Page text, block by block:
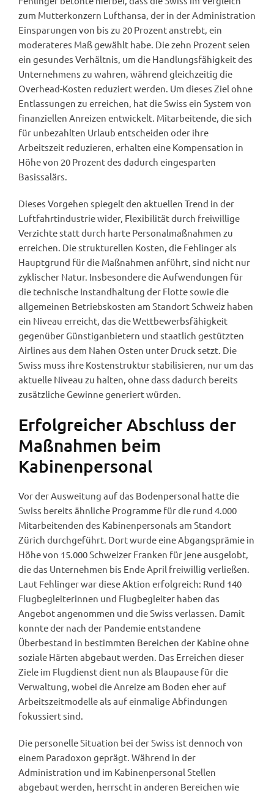
zum Mutterkonzern Lufthansa, der in der Administration
Einsparungen von bis zu 20 Prozent anstrebt, ein
moderateres Maß gewählt habe. Die zehn Prozent seien
ein gesundes Verhältnis, um die Handlungsfähigkeit des
Unternehmens zu wahren, während gleichzeitig die
Overhead-Kosten reduziert werden. Um dieses Ziel ohne
Entlassungen zu erreichen, hat die Swiss ein System von
finanziellen Anreizen entwickelt. Mitarbeitende, die sich
für unbezahlten Urlaub entscheiden oder ihre
Arbeitszeit reduzieren, erhalten eine Kompensation in
Höhe von 20 Prozent des dadurch eingesparten
Basissalärs.
Dieses Vorgehen spiegelt den aktuellen Trend in der
Luftfahrtindustrie wider, Flexibilität durch freiwillige
Verzichte statt durch harte Personalmaßnahmen zu
erreichen. Die strukturellen Kosten, die Fehlinger als
Hauptgrund für die Maßnahmen anführt, sind nicht nur
zyklischer Natur. Insbesondere die Aufwendungen für
die technische Instandhaltung der Flotte sowie die
allgemeinen Betriebskosten am Standort Schweiz haben
ein Niveau erreicht, das die Wettbewerbsfähigkeit
gegenüber Günstiganbietern und staatlich gestützten
Airlines aus dem Nahen Osten unter Druck setzt. Die
Swiss muss ihre Kostenstruktur stabilisieren, nur um das
aktuelle Niveau zu halten, ohne dass dadurch bereits
zusätzliche Gewinne generiert würden.
Erfolgreicher Abschluss der
Maßnahmen beim
Kabinenpersonal
Vor der Ausweitung auf das Bodenpersonal hatte die
Swiss bereits ähnliche Programme für die rund 4.000
Mitarbeitenden des Kabinenpersonals am Standort
Zürich durchgeführt. Dort wurde eine Abgangsprämie in
Höhe von 15.000 Schweizer Franken für jene ausgelobt,
die das Unternehmen bis Ende April freiwillig verließen.
Laut Fehlinger war diese Aktion erfolgreich: Rund 140
Flugbegleiterinnen und Flugbegleiter haben das
Angebot angenommen und die Swiss verlassen. Damit
konnte der nach der Pandemie entstandene
Überbestand in bestimmten Bereichen der Kabine ohne
soziale Härten abgebaut werden. Das Erreichen dieser
Ziele im Flugdienst dient nun als Blaupause für die
Verwaltung, wobei die Anreize am Boden eher auf
Arbeitszeitmodelle als auf einmalige Abfindungen
fokussiert sind.
Die personelle Situation bei der Swiss ist dennoch von
einem Paradoxon geprägt. Während in der
Administration und im Kabinenpersonal Stellen
abgebaut werden, herrscht in anderen Bereichen wie